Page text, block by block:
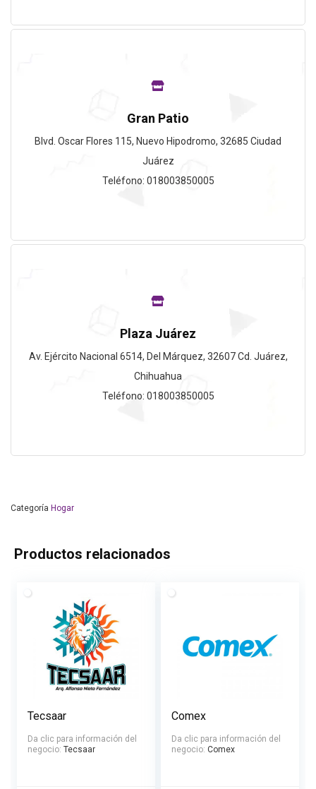
Gran Patio
Blvd. Oscar Flores 115, Nuevo Hipodromo, 32685 Ciudad
Juárez
Teléfono: 018003850005
Plaza Juárez
Av. Ejército Nacional 6514, Del Márquez, 32607 Cd. Juárez,
Chihuahua
Teléfono: 018003850005
Categoría Hogar
Productos relacionados
Tecsaar
Da clic para información del
negocio: Tecsaar
Comex
Da clic para información del
negocio: Comex